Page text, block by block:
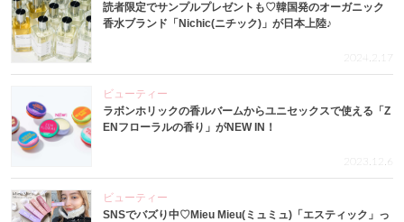
読者限定でサンプルプレゼントも♡韓国発のオーガニック
香水ブランド「Nichic(ニチック)」が日本上陸♪
2024.2.17
ビューティー
ラボンホリックの香ルバームからユニセックスで使える「Z
ENフローラルの香り」がNEW IN！
2023.12.6
ビューティー
SNSでバズり中♡Mieu Mieu(ミュミュ)「エスティック」っ